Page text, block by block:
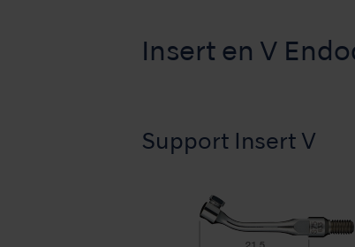
Insert en V
Support Insert V